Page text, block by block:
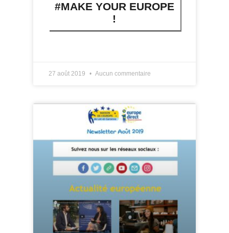
#MAKE YOUR EUROPE
!
27 août 2019 Aucun commentaire